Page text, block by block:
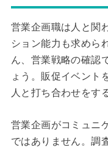
営業企画職は人と関
ション能力も求めら
ん、営業戦略の確認
ょう。販促イベント
人と打ち合わせをす
営業企画がコミュニ
ではありません。調